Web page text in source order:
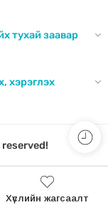
тухай заавар
хэрэглэх
Хүслийн жагсаалт